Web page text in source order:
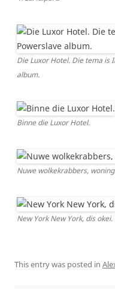
Die Luxor Hotel. Die tema is
album.
Binne die Luxor Hotel.
Nuwe wolkekrabbers,
New York New York, dis okei.
This entry was posted in